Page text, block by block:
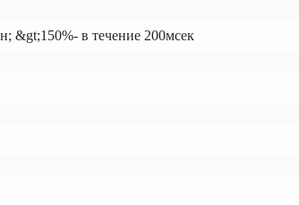
&gt;150%- в течение 200мсек